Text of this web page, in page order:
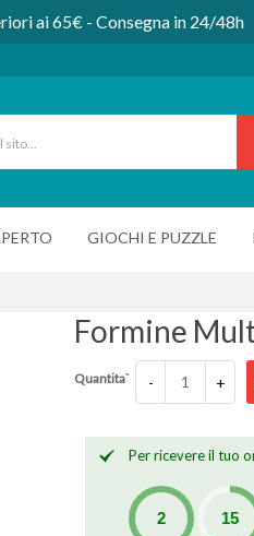
ai 65€ - Consegna in 24/48h
GIOCHI E PUZZLE
Formine
Quantita` - +
Per ricevere il tuo